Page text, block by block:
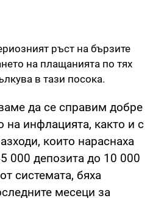
ръст на бързите
на плащанията по тях
в тази посока.
да се справим добре
на инфлацията, както и с
които нараснаха
000 депозита до 10 000
системата, бяха
месеци за